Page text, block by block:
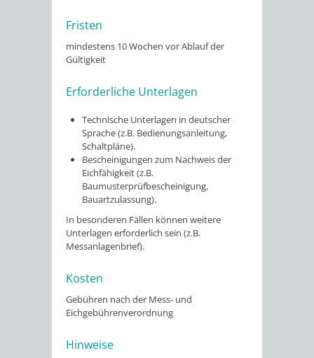
Fristen
mindestens 10 Wochen vor Ablauf der
Gültigkeit
Erforderliche Unterlagen
Technische Unterlagen in deutscher
Sprache (z.B. Bedienungsanleitung,
Schaltpläne).
Bescheinigungen zum Nachweis der
Eichfähigkeit (z.B.
Baumusterprüfbescheinigung,
Bauartzulassung).
In besonderen Fällen können weitere
Unterlagen erforderlich sein (z.B.
Messanlagenbrief).
Kosten
Gebühren nach der Mess- und
Eichgebührenverordnung
Hinweise